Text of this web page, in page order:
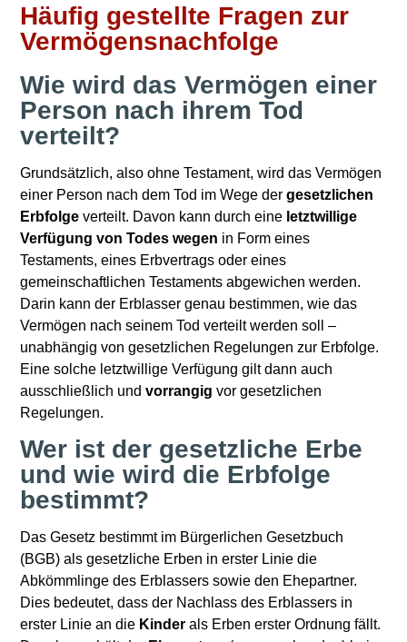
Häufig gestellte Fragen zur
Vermögensnachfolge
Wie wird das Vermögen einer
Person nach ihrem Tod
verteilt?
Grundsätzlich, also ohne Testament, wird das Vermögen
einer Person nach dem Tod im Wege dergesetzlichen
Erbfolge verteilt. Davon kann durch eine letztwillige
Verfügung von Todes wegen in Form eines
Testaments, eines Erbvertrags oder eines
gemeinschaftlichen Testaments abgewichen werden.
Darin kann der Erblasser genau bestimmen, wie das
Vermögen nach seinem Tod verteilt werden soll –
unabhängig von gesetzlichen Regelungen zur Erbfolge.
Eine solche letztwillige Verfügung gilt dann auch
ausschließlich undvorrangig vor gesetzlichen
Regelungen.
Wer ist der gesetzliche Erbe
und wie wird die Erbfolge
bestimmt?
Das Gesetz bestimmt im Bürgerlichen Gesetzbuch
(BGB) als gesetzliche Erben in erster Linie die
Abkömmlinge des Erblassers sowie den Ehepartner.
Dies bedeutet, dass der Nachlass des Erblassers in
erster Linie an die Kinder als Erben erster Ordnung fällt.